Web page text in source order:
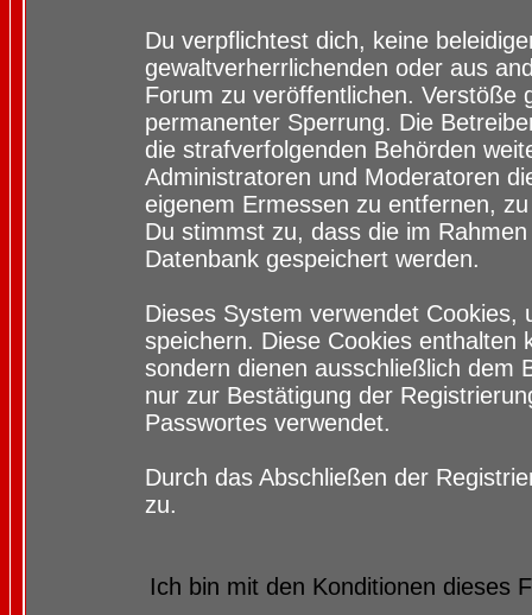
Du verpflichtest dich, keine
gewaltverherrlichenden oder aus
Forum zu veröffentlichen. Verstöße
permanenter Sperrung. Die
die strafverfolgenden Behörden
Administratoren und Moderatoren
eigenem Ermessen zu entfernen,
Du stimmst zu, dass die im
Datenbank gespeichert werden.
Dieses System verwendet
speichern. Diese Cookies enthalten
sondern dienen ausschließlich dem
nur zur Bestätigung der
Passwortes verwendet.
Durch das Abschließen der
zu.
Ich bin mit den Konditionen dieses